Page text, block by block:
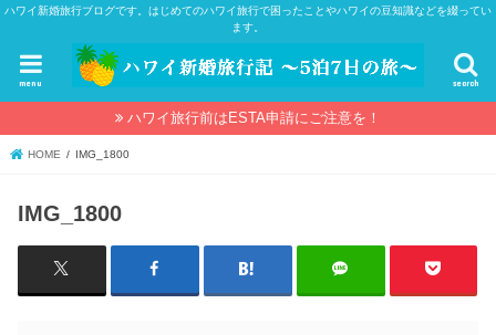
ハワイ新婚旅行ブログです。はじめてのハワイ旅行で困ったことやハワイの豆知識などを綴ってい
ます。
search
menu
ハワイ旅行前はESTA申請にご注意を！
HOME IMG_1800
IMG_1800